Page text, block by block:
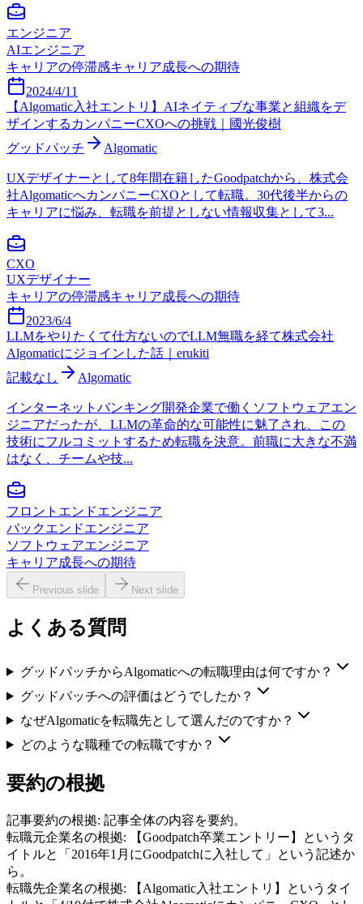
エンジニア
AIエンジニア
キャリアの停滞感キャリア成長への期待
2024/4/11
【Algomatic入社エントリ】AIネイティブな事業と組織をデ
ザインするカンパニーCXOへの挑戦｜國光俊樹
グッドパッチ
Algomatic
UXデザイナーとして8年間在籍したGoodpatchから、株式会
社AlgomaticへカンパニーCXOとして転職。30代後半からの
キャリアに悩み、転職を前提としない情報収集として3...
CXO
UXデザイナー
キャリアの停滞感キャリア成長への期待
2023/6/4
LLMをやりたくて仕方ないのでLLM無職を経て株式会社
Algomaticにジョインした話｜erukiti
記載なし
Algomatic
インターネットバンキング開発企業で働くソフトウェアエン
ジニアだったが、LLMの革命的な可能性に魅了され、この
技術にフルコミットするため転職を決意。前職に大きな不満
はなく、チームや技...
フロントエンドエンジニア
バックエンドエンジニア
ソフトウェアエンジニア
キャリア成長への期待
Previous slide Next slide
よくある質問
グッドパッチからAlgomaticへの転職理由は何ですか？
グッドパッチへの評価はどうでしたか？
なぜAlgomaticを転職先として選んだのですか？
どのような職種での転職ですか？
要約の根拠
記事要約の根拠: 記事全体の内容を要約。
転職元企業名の根拠:
【Goodpatch卒業エントリー】というタ
イトルと「2016年1月にGoodpatchに入社して」という記述か
ら。
転職先企業名の根拠:
【Algomatic入社エントリ】というタイ